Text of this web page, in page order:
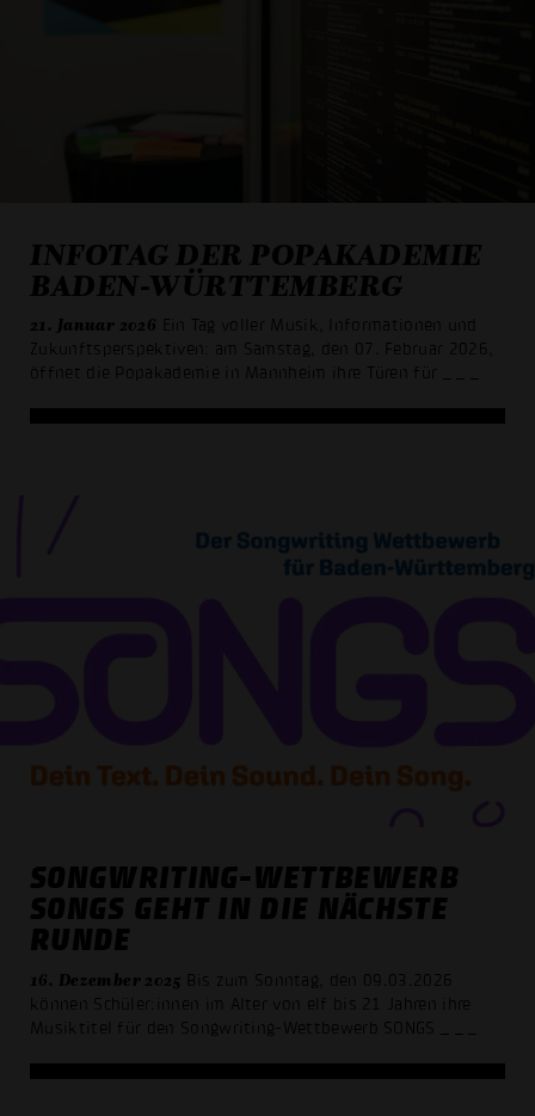
INFOTAG DER POPAKADEMIE
BADEN-WÜRTTEMBERG
21. Januar 2026 Ein Tag voller Musik, Informationen und
Zukunftsperspektiven: am Samstag, den 07. Februar 2026,
öffnet die Popakademie in Mannheim ihre Türen für
SONGWRITING-WETTBEWERB
SONGS GEHT IN DIE NÄCHSTE
RUNDE
16. Dezember 2025 Bis zum Sonntag, den 09.03.2026
können Schüler:innen im Alter von elf bis 21 Jahren ihre
Musiktitel für den Songwriting-Wettbewerb SONGS